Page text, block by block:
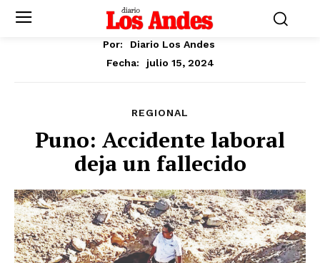
Por:
Diario Los Andes
Fecha:
julio 15, 2024
REGIONAL
Puno: Accidente laboral
deja un fallecido